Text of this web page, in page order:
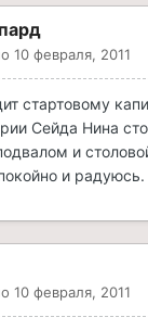
10 февраля, 2011
стартовому
Сейда Нина
и
и радуюсь.
10 февраля, 2011